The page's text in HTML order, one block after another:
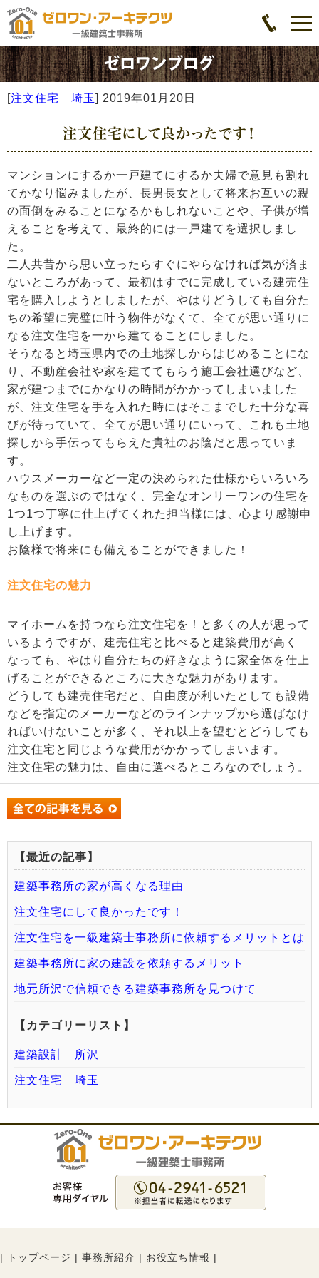
[注文住宅 埼玉] 2019年01月20日
注文住宅にして良かったです！
マンションにするか一戸建てにするか夫婦で意見も割れ
てかなり悩みましたが、長男長女として将来お互いの親
の面倒をみることになるかもしれないことや、子供が増
えることを考えて、最終的には一戸建てを選択しまし
た。
二人共昔から思い立ったらすぐにやらなければ気が済ま
ないところがあって、最初はすでに完成している建売住
宅を購入しようとしましたが、やはりどうしても自分た
ちの希望に完璧に叶う物件がなくて、全てが思い通りに
なる注文住宅を一から建てることにしました。
そうなると埼玉県内での土地探しからはじめることにな
り、不動産会社や家を建ててもらう施工会社選びなど、
家が建つまでにかなりの時間がかかってしまいました
が、注文住宅を手を入れた時にはそこまでした十分な喜
びが待っていて、全てが思い通りにいって、これも土地
探しから手伝ってもらえた貴社のお陰だと思っていま
す。
ハウスメーカーなど一定の決められた仕様からいろいろ
なものを選ぶのではなく、完全なオンリーワンの住宅を
1つ1つ丁寧に仕上げてくれた担当様には、心より感謝申
し上げます。
お陰様で将来にも備えることができました！
注文住宅の魅力
マイホームを持つなら注文住宅を！と多くの人が思って
いるようですが、建売住宅と比べると建築費用が高く
なっても、やはり自分たちの好きなように家全体を仕上
げることができるところに大きな魅力があります。
どうしても建売住宅だと、自由度が利いたとしても設備
などを指定のメーカーなどのラインナップから選ばなけ
ればいけないことが多く、それ以上を望むとどうしても
注文住宅と同じような費用がかかってしまいます。
注文住宅の魅力は、自由に選べるところなのでしょう。
【最近の記事】
建築事務所の家が高くなる理由
注文住宅にして良かったです！
注文住宅を一級建築士事務所に依頼するメリットとは
建築事務所に家の建設を依頼するメリット
地元所沢で信頼できる建築事務所を見つけて
【カテゴリーリスト】
建築設計 所沢
注文住宅 埼玉
| トップページ | 事務所紹介 | お役立ち情報 |